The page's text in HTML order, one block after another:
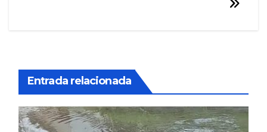
Entrada relacionada